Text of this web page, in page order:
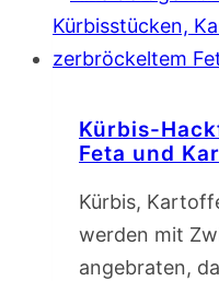
Kürbis-
Feta und
Kürbis,
werden mit
angebraten,